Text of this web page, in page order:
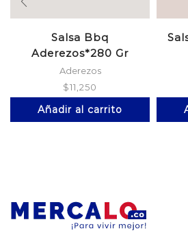
Salsa Bbq
Aderezos*280 Gr
Aderezos
$11,250
Añadir al carrito